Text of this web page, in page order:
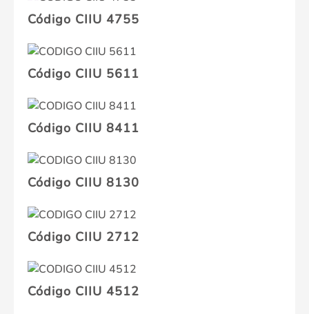
Código CIIU 4755
Código CIIU 5611
Código CIIU 8411
Código CIIU 8130
Código CIIU 2712
Código CIIU 4512